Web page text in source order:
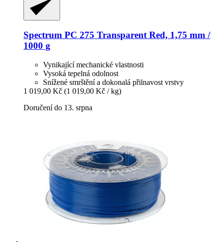
Spectrum PC 275 Transparent Red, 1,75 mm /
1000 g
Vynikající mechanické vlastnosti
Vysoká tepelná odolnost
Snížené smrštění a dokonalá přilnavost vrstvy
1 019,00 Kč (1 019,00 Kč / kg)
Doručení do 13. srpna